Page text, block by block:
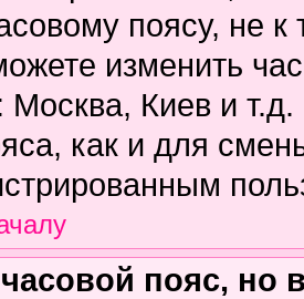
поясу, не
изменить
Москва, Киев и
как и для
пояс, но